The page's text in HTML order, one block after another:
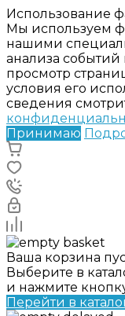
Использование
Мы используем
нашими
анализа
просмотр
условия его
сведения
Принимаю
Ваша корзина
Выберите в
и нажмите
Перейти в